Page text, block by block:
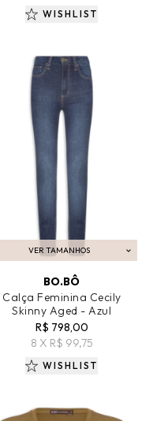
WISHLIST
VER TAMANHOS
ADICIONAR AO CARRINHO
BO.BÔ
Calça Feminina Cecily
Skinny Aged - Azul
R$ 798,00
8 X R$ 99,75
WISHLIST